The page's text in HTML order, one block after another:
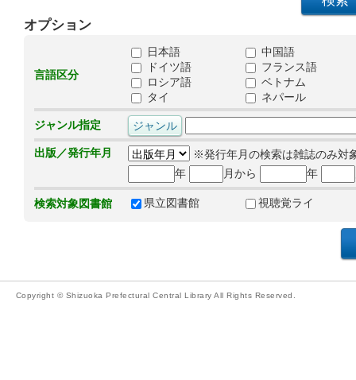
オプション
言語区分
日本語
中国語
ドイツ語
フランス語
ロシア語
ベトナム
タイ
ネパール
ジャンル指定
出版／発行年月
※発行年月の検索は雑誌のみ対
年
月から 年
検索対象図書館 県立図書館 視聴覚ライ
Copyright © Shizuoka Prefectural Central Library All Rights Reserved.